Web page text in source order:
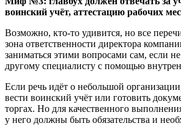
воинский учёт, аттестацию рабочих
Возможно, кто-то удивится, но все
зона ответственности директора
заниматься этими вопросами сам, если
другому специалисту с помощью
Если речь идёт о небольшой
вести воинский учёт или готовить
торгах. Но для качественного
у него должны быть обязательства и